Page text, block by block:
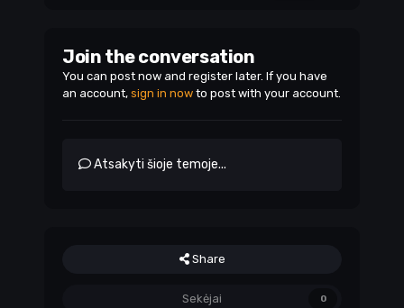
Join the conversation
You can post now and register later. If you have
an account, sign in now to post with your account.
Atsakyti šioje temoje...
Share
Sekėjai 0